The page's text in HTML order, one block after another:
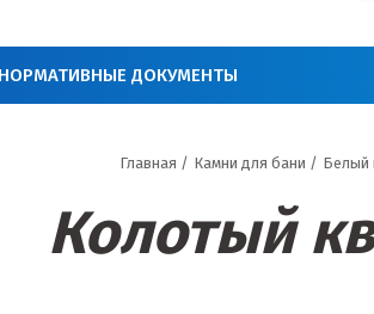
НОРМАТИВНЫЕ ДОКУМЕНТЫ
Главная / Камни для бани / Белый
Колотый